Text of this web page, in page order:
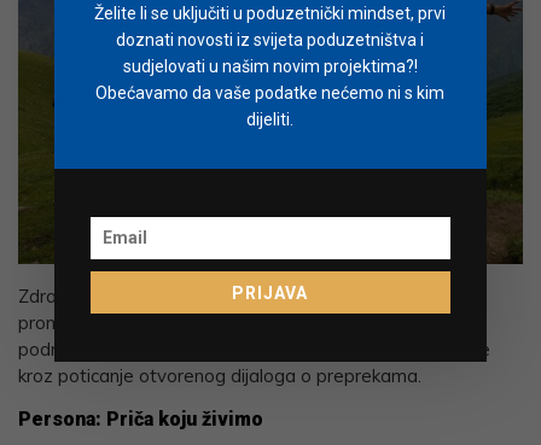
Zdrava organizacija ne boji se prilagoditi Ego, odnosno
promijeniti plan kako se mijenjaju okolnosti. Lider treba
podržavati zdrav Ego povezivanjem realnosti i strategije
kroz poticanje otvorenog dijaloga o preprekama.
Persona: Priča koju živimo
Želite li se uključiti u poduzetnički mindset, prvi
doznati novosti iz svijeta poduzetništva i
sudjelovati u našim novim projektima?!
Obećavamo da vaše podatke nećemo ni s kim
dijeliti.
PRIJAVA